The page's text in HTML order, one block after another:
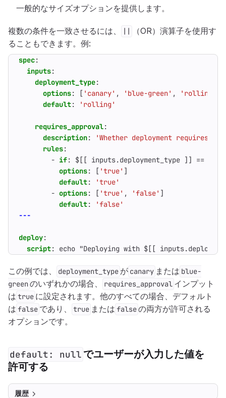
一般的なサイズオプションを提供します。
複数の条件を一致させるには、 ||
（OR）演算子を使用す
ることもできます。例:
spec:
inputs:
deployment_type:
options: [ 'canary' , 'blue-green' , 'rolling'
default: 'rolling'
requires_approval:
description:
'Whether deployment requires
rules:
- if:
$[[ inputs.deployment_type ]] ==
options: [ 'true' ]
default:
'true'
- options: [ 'true' , 'false' ]
default:
'false'
---
deploy:
script: echo "Deploying with $[[
この例では、 deployment_type が canary または blue-
greenのいずれかの場合、 requires_approval インプット
は true に設定されます。他のすべての場合、デフォルト
は false であり、 true または falseの両方が許可される
オプションです。
default: null でユーザーが入力した値を
許可する
履歴